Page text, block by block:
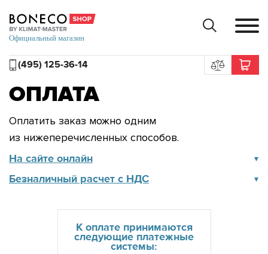
(495) 125-36-14
ОПЛАТА
Оплатить заказ можно одним
из нижеперечисленных способов.
На сайте онлайн
Безналичный расчет с НДС
К оплате принимаются
следующие платежные
системы: